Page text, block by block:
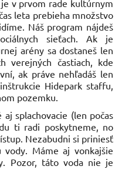
v prvom rade kultúrnym
leta prebieha množstvo
Náš program nájdeš
sieťach. Ak je
arény sa dostaneš len
verejných častiach, kde
ak práve nehľadáš len
Hidepark staffu,
pozemku.
splachovacie (len počas
ti radi poskytneme, no
Nezabudni si priniesť
vody. Máme aj vonkajšie
Pozor, táto voda nie je